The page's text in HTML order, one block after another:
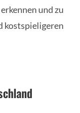
und zu
kostspieligeren